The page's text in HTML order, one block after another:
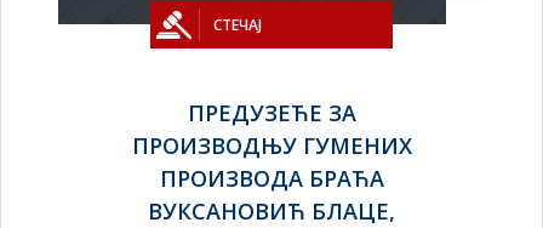
СТЕЧАЈ
ПРЕДУЗЕЋЕ ЗА
ПРОИЗВОДЊУ ГУМЕНИХ
ПРОИЗВОДА БРАЋА
ВУКСАНОВИЋ БЛАЦЕ,